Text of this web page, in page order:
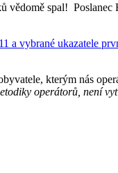
vědomě spal! Poslanec
a vybrané ukazatele
kterým nás
operátorů, není